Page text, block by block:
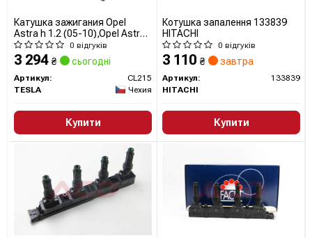
Катушка зажигания Opel
Astra h 1.2 (05-10),Opel Astra
h 1.4 (04-10) (CL215) TESLA
BLATNA
0 відгуків
3 294 ₴ сьогодні
Артикул:
CL215
TESLA
Чехия
Купити
Котушка запалення 133839
HITACHI
0 відгуків
3 110 ₴ завтра
Артикул:
133839
HITACHI
Купити